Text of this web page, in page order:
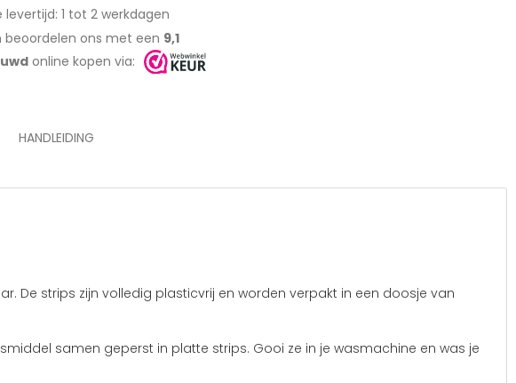
levertijd: 1 tot 2 werkdagen
beoordelen ons met een 9,1
online kopen via:
HANDLEIDING
De strips zijn volledig plasticvrij en worden verpakt in een doosje van
samen geperst in platte strips. Gooi ze in je wasmachine en was je